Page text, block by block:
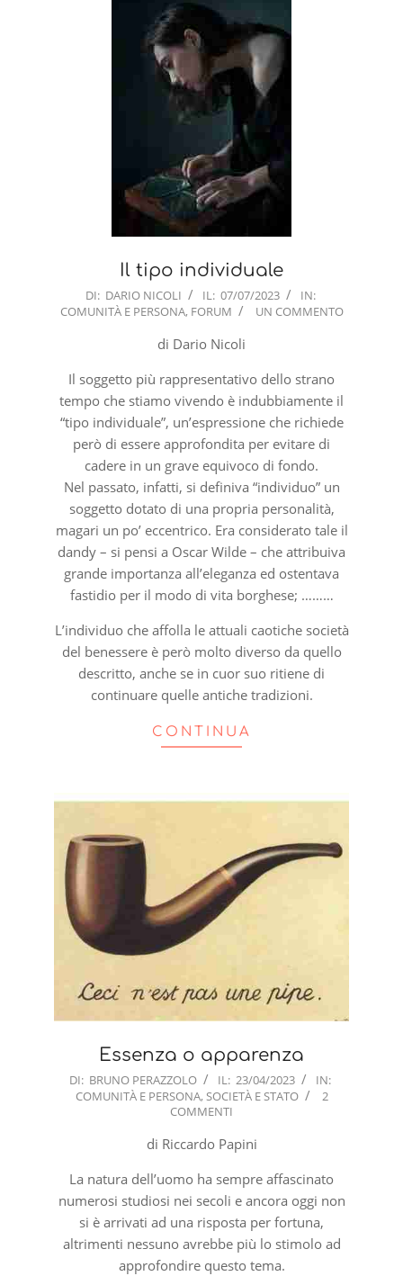
Il tipo individuale
2023-
07-
DI: DARIO NICOLI IL: 07/07/2023
IN:
COMUNITÀ E PERSONA, FORUM UN COMMENTO
di Dario Nicoli
Il soggetto più rappresentativo dello strano
tempo che stiamo vivendo è indubbiamente il
“tipo individuale”, un’espressione che richiede
però di essere approfondita per evitare di
cadere in un grave equivoco di fondo.
Nel passato, infatti, si definiva “individuo” un
soggetto dotato di una propria personalità,
magari un po’ eccentrico. Era considerato tale il
dandy – si pensi a Oscar Wilde – che attribuiva
grande importanza all’eleganza ed ostentava
fastidio per il modo di vita borghese; ………
L’individuo che affolla le attuali caotiche società
del benessere è però molto diverso da quello
descritto, anche se in cuor suo ritiene di
continuare quelle antiche tradizioni.
CONTINUA
Essenza o apparenza
2023-
DI: BRUNO PERAZZOLO IL: 23/04/2023
IN:
COMUNITÀ E PERSONA, SOCIETÀ E STATO
2
COMMENTI
di Riccardo Papini
La natura dell’uomo ha sempre affascinato
numerosi studiosi nei secoli e ancora oggi non
si è arrivati ad una risposta per fortuna,
altrimenti nessuno avrebbe più lo stimolo ad
approfondire questo tema.